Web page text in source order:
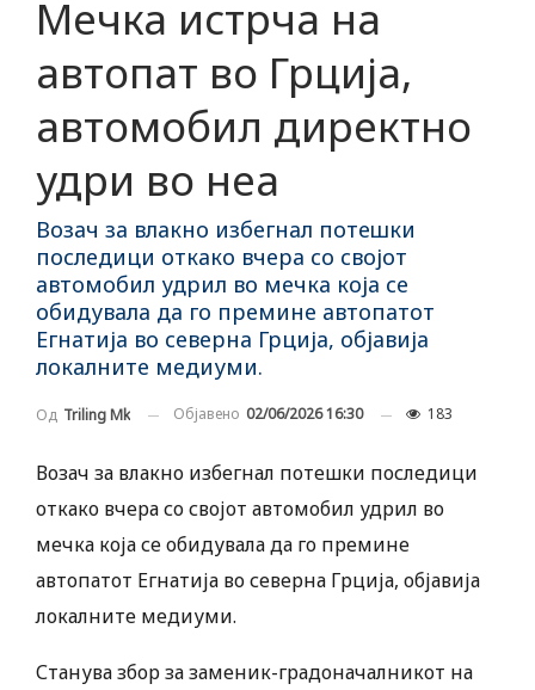
Мечка истрча на
автопат во Грција,
автомобил директно
удри во неа
Возач за влакно избегнал потешки
последици откако вчера со својот
автомобил удрил во мечка која се
обидувала да го премине автопатот
Егнатија во северна Грција, објавија
локалните медиуми.
Од Triling Mk Објавено 02/06/2026 16:30 183
Возач за влакно избегнал потешки последици
откако вчера со својот автомобил удрил во
мечка која се обидувала да го премине
автопатот Егнатија во северна Грција, објавија
локалните медиуми.
Станува збор за заменик-градоначалникот на